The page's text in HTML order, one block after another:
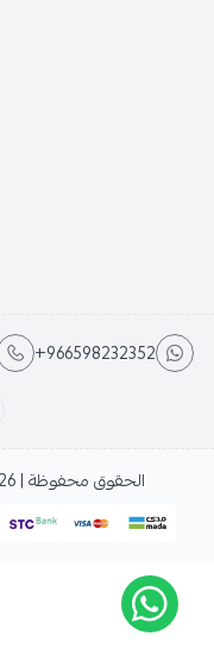
+966598232352
الحقوق محفوظة | 2026